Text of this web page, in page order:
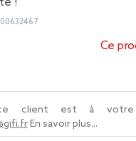
Ce
client est à
En savoir plus...